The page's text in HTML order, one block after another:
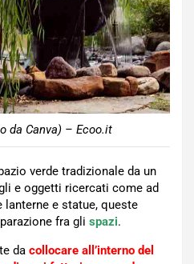
da Canva) – Ecoo.it
verde tradizionale da un
e oggetti ricercati come ad
e statue, queste
fra gli spazi.
da collocare all’interno del